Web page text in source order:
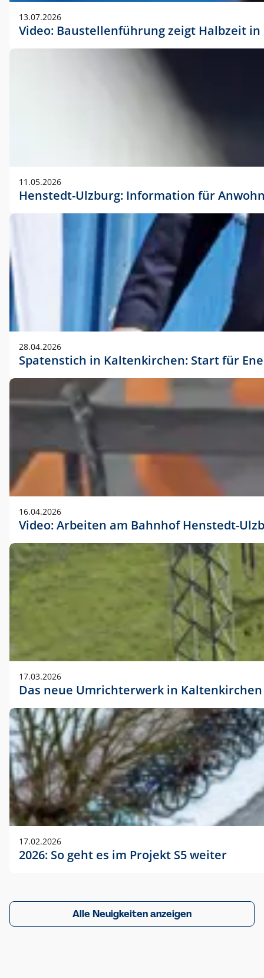
13.07.2026
Video: Baustellenführung zeigt Halbzeit
11.05.2026
Henstedt-Ulzburg: Information für
28.04.2026
Spatenstich in Kaltenkirchen: Start für
16.04.2026
Video: Arbeiten am Bahnhof Henstedt-
17.03.2026
Das neue Umrichterwerk in Kaltenkirchen
17.02.2026
2026: So geht es im Projekt S5 weiter
Alle Neuigkeiten anzeigen